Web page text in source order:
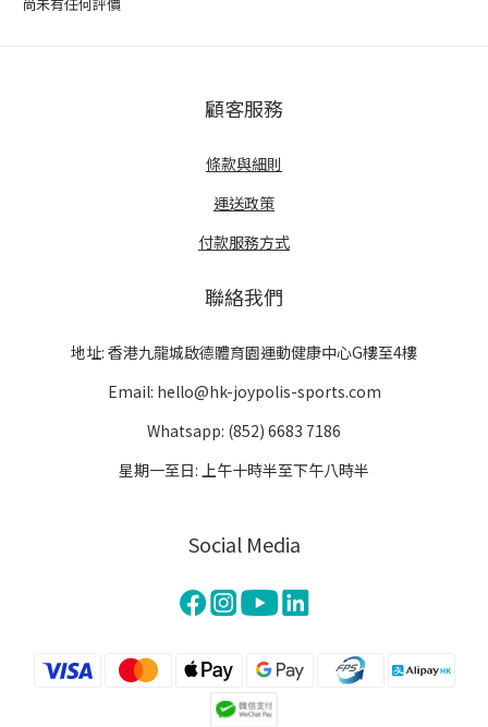
顧客服務
條款與細則
運送政策
付款服務方式
聯絡我們
地址: 香港九龍城啟德體育園運動健康中心G樓至4樓
Email: hello@hk-joypolis-sports.com
Whatsapp: (852) 6683 7186
星期一至日: 上午十時半至下午八時半
Social Media